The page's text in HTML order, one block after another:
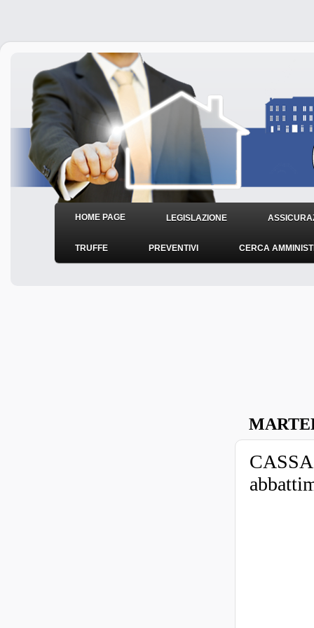
HOME PAGE LEGISLAZIONE
TRUFFE PREVENTIVI CERCA